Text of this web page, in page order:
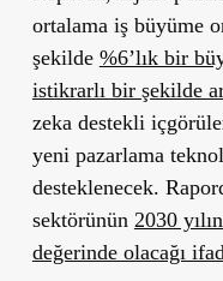
ortalama iş büyüme
şekilde %6’lık bir
istikrarlı bir şekilde
zeka destekli
yeni pazarlama
desteklenecek.
sektörünün 2030
değerinde olacağı